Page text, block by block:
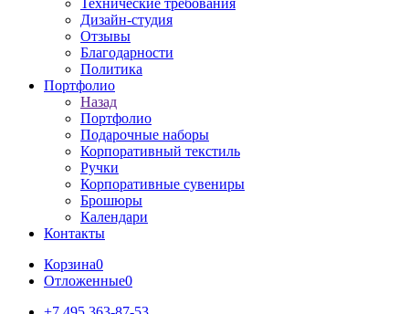
Технические требования
Дизайн-студия
Отзывы
Благодарности
Политика
Портфолио
Назад
Портфолио
Подарочные наборы
Корпоративный текстиль
Ручки
Корпоративные сувениры
Брошюры
Календари
Контакты
Корзина0
Отложенные0